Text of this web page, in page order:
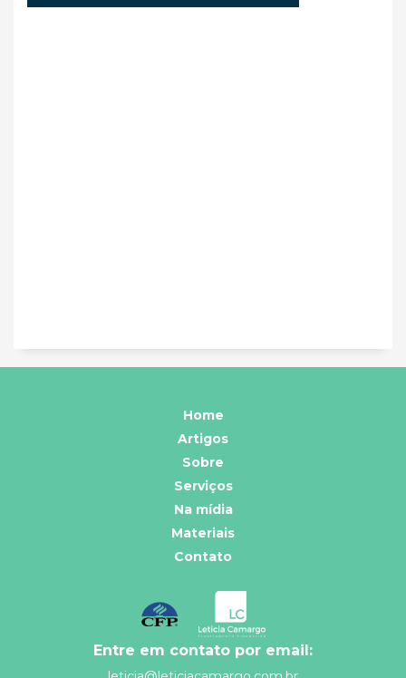
Home
Artigos
Sobre
Serviços
Na mídia
Materiais
Contato
Entre em contato por email: